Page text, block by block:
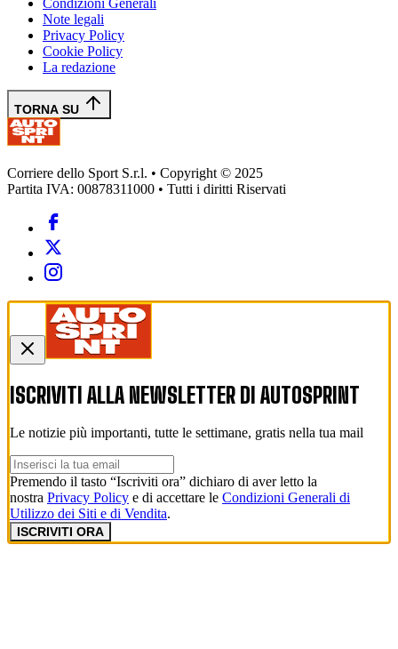
Condizioni Generali
Note legali
Privacy Policy
Cookie Policy
La redazione
TORNA SU
Corriere dello Sport S.r.l. • Copyright © 2025
Partita IVA: 00878311000 • Tutti i diritti Riservati
ISCRIVITI ALLA NEWSLETTER DI AUTOSPRINT
Le notizie più importanti, tutte le settimane, gratis nella tua mail
Premendo il tasto “Iscriviti ora” dichiaro di aver letto la
nostra Privacy Policy e di accettare le Condizioni Generali di
Utilizzo dei Siti e di Vendita.
ISCRIVITI ORA